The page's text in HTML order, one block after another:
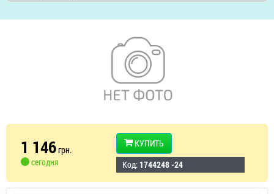
1 146грн.
сегодня
КУПИТЬ
Код: 1744248 -24